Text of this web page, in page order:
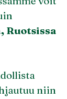
Ruotsissa
niin